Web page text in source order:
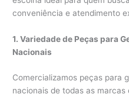
conveniência e atendimento
1. Variedade de Peças para
Nacionais
Comercializamos peças para
nacionais de todas as marcas